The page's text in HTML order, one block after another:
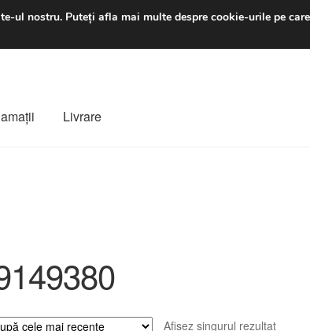
luni-vineri 9 a.m. - 4
Livrare
Afișez singurul rezultat
ul nostru. Puteți afla mai multe despre cookie-urile pe